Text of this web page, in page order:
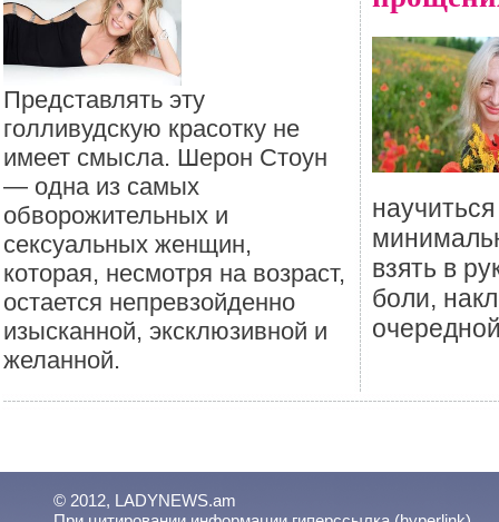
Представлять эту
голливудскую красотку не
имеет смысла. Шерон Стоун
— одна из самых
обворожительных и
сексуальных женщин,
которая, несмотря на возраст,
остается непревзойденно
изысканной, эксклюзивной и
желанной.
взять в
боли,
© 2012, LADYNEWS.am